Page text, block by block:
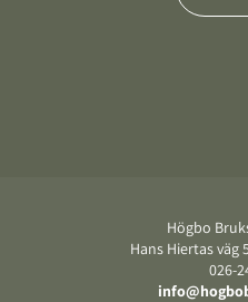
Högbo
Hans Hiertas väg
026-